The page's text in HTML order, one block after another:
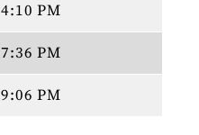
4:10 PM
7:36 PM
9:06 PM